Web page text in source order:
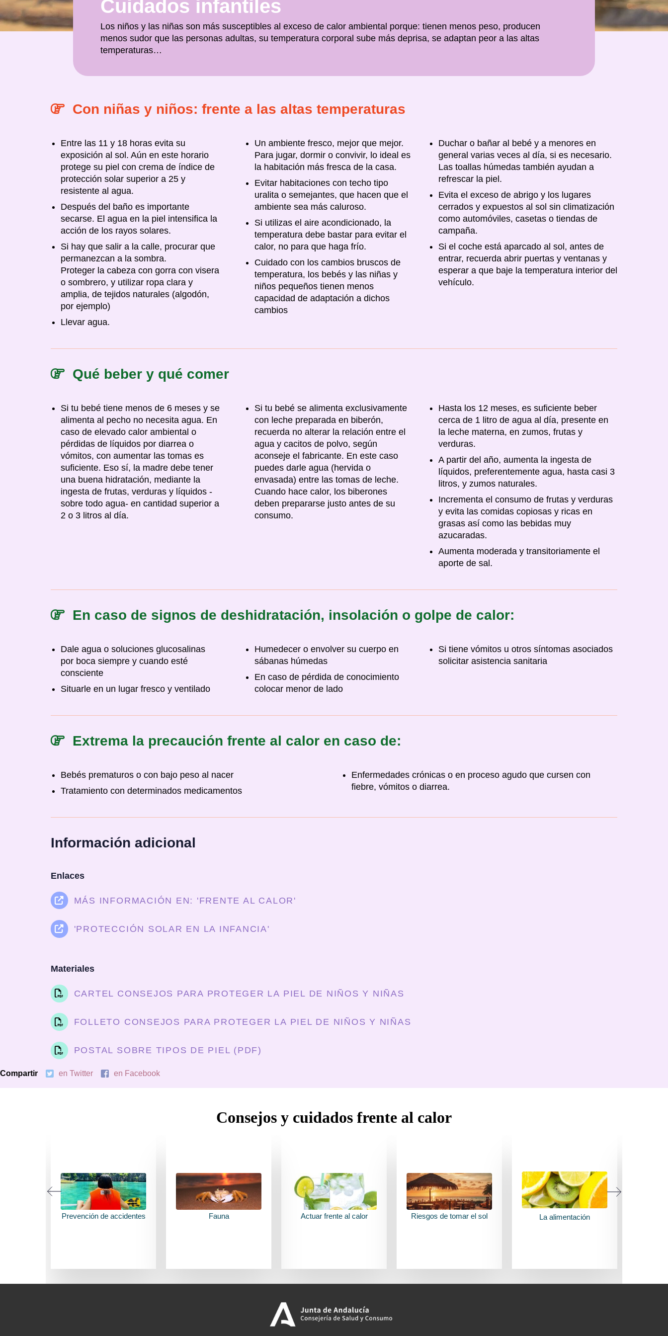
Cuidados infantiles
Los niños y las niñas son más susceptibles al exceso de calor ambiental porque: tienen menos peso, producen
menos sudor que las personas adultas, su temperatura corporal sube más deprisa, se adaptan peor a las altas
temperaturas…
Con niñas y niños: frente a las altas temperaturas
Entre las 11 y 18 horas evita su
exposición al sol. Aún en este horario
protege su piel con crema de índice de
protección solar superior a 25 y
resistente al agua.
Después del baño es importante
secarse. El agua en la piel intensifica la
acción de los rayos solares.
Si hay que salir a la calle, procurar que
permanezcan a la sombra.
Proteger la cabeza con gorra con visera
o sombrero, y utilizar ropa clara y
amplia, de tejidos naturales (algodón,
por ejemplo)
Llevar agua.
Un ambiente fresco, mejor que mejor.
Para jugar, dormir o convivir, lo ideal es
la habitación más fresca de la casa.
Evitar habitaciones con techo tipo
uralita o semejantes, que hacen que el
ambiente sea más caluroso.
Si utilizas el aire acondicionado, la
temperatura debe bastar para evitar el
calor, no para que haga frío.
Cuidado con los cambios bruscos de
temperatura, los bebés y las niñas y
niños pequeños tienen menos
capacidad de adaptación a dichos
cambios
Duchar o bañar al bebé y a menores en
general varias veces al día, si es necesario.
Las toallas húmedas también ayudan a
refrescar la piel.
Evita el exceso de abrigo y los lugares
cerrados y expuestos al sol sin climatización
como automóviles, casetas o tiendas de
campaña.
Si el coche está aparcado al sol, antes de
entrar, recuerda abrir puertas y ventanas y
esperar a que baje la temperatura interior del
vehículo.
Qué beber y qué comer
Si tu bebé tiene menos de 6 meses y se
alimenta al pecho no necesita agua. En
caso de elevado calor ambiental o
pérdidas de líquidos por diarrea o
vómitos, con aumentar las tomas es
suficiente. Eso sí, la madre debe tener
una buena hidratación, mediante la
ingesta de frutas, verduras y líquidos -
sobre todo agua- en cantidad superior a
2 o 3 litros al día.
Si tu bebé se alimenta exclusivamente
con leche preparada en biberón,
recuerda no alterar la relación entre el
agua y cacitos de polvo, según
aconseje el fabricante. En este caso
puedes darle agua (hervida o
envasada) entre las tomas de leche.
Cuando hace calor, los biberones
deben prepararse justo antes de su
consumo.
Hasta los 12 meses, es suficiente beber
cerca de 1 litro de agua al día, presente en
la leche materna, en zumos, frutas y
verduras.
A partir del año, aumenta la ingesta de
líquidos, preferentemente agua, hasta casi 3
litros, y zumos naturales.
Incrementa el consumo de frutas y verduras
y evita las comidas copiosas y ricas en
grasas así como las bebidas muy
azucaradas.
Aumenta moderada y transitoriamente el
aporte de sal.
En caso de signos de deshidratación, insolación o golpe de calor:
Dale agua o soluciones glucosalinas
por boca siempre y cuando esté
consciente
Situarle en un lugar fresco y ventilado
Humedecer o envolver su cuerpo en
sábanas húmedas
En caso de pérdida de conocimiento
colocar menor de lado
Si tiene vómitos u otros síntomas asociados
solicitar asistencia sanitaria
Extrema la precaución frente al calor en caso de:
Bebés prematuros o con bajo peso al nacer
Tratamiento con determinados medicamentos
Enfermedades crónicas o en proceso agudo que cursen con
fiebre, vómitos o diarrea.
Información adicional
Enlaces
MÁS INFORMACIÓN EN: 'FRENTE AL CALOR'
'PROTECCIÓN SOLAR EN LA INFANCIA'
Materiales
CARTEL CONSEJOS PARA PROTEGER LA PIEL DE NIÑOS Y NIÑAS
FOLLETO CONSEJOS PARA PROTEGER LA PIEL DE NIÑOS Y NIÑAS
POSTAL SOBRE TIPOS DE PIEL (PDF)
Compartir en Twitter en Facebook
Consejos y cuidados frente al calor
Actuar frente al calor
VER CONSEJOS
Riesgos de tomar el sol
VER CONSEJOS
La alimentación
VER CONSEJOS
Prevención de accidentes
VER CONSEJOS
Fauna
VER CONSEJOS